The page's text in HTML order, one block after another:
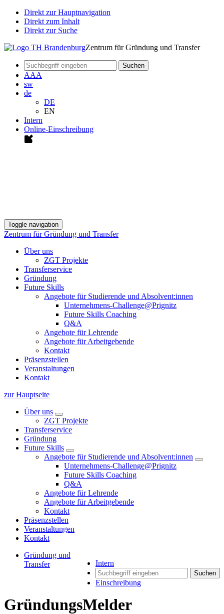
Direkt zur Hauptnavigation
Direkt zum Inhalt
Direkt zur Suche
Suchen
AAA
sw
de
DE
EN
Intern
Online-Einschreibung
Zentrum für Gründung und Transfer
Toggle navigation
Zentrum für Gründung und Transfer
Über uns
ZGT Projekte
Transferservice
Gründung
Future Skills
Angebote für Studierende und Absolvent:innen
Unternehmens-Challenge@Prignitz
Future Skills Coaching
Q&A
Angebote für Lehrende
Angebote für Arbeitgebende
Kontakt
Präsenzstellen
Veranstaltungen
Kontakt
zur Hauptseite
Über uns
ZGT Projekte
Transferservice
Gründung
Future Skills
Angebote für Studierende und Absolvent:innen
Unternehmens-Challenge@Prignitz
Future Skills Coaching
Q&A
Angebote für Lehrende
Angebote für Arbeitgebende
Kontakt
Präsenzstellen
Veranstaltungen
Kontakt
Intern
Suchen
Einschreibung
Gründung und
Transfer
GründungsMelder